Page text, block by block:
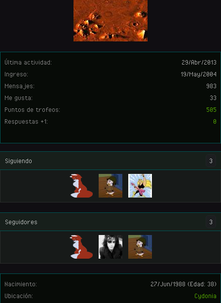
Última actividad:
29/Abr/2013
Ingreso:
19/May/2004
Mensajes:
983
Me gusta:
33
Puntos de trofeos:
505
Respuestas +1:
0
Siguiendo 3
Seguidores 3
Nacimiento: 27/Jun/1988 (Edad: 38)
Ubicación:
Cydonia